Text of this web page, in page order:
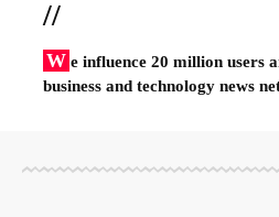
//
W e influence 20 million users
business and technology news